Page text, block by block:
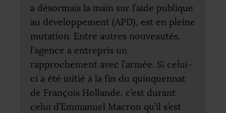
a désormais la main sur l’aide publique
au développement (APD), est en pleine
mutation. Entre autres nouveautés,
l’agence a entrepris un
rapprochement avec l’armée. Si celui-
ci a été initié à la fin du quinquennat
de François Hollande, c’est durant
celui d’Emmanuel Macron qu’il s’est